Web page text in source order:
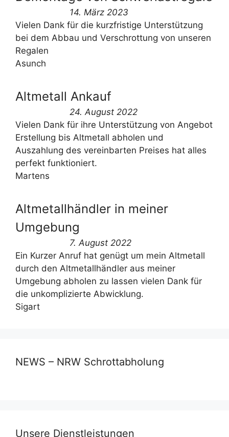
14. März 2023
Vielen Dank für die kurzfristige Unterstützung
bei dem Abbau und Verschrottung von unseren
Regalen
Asunch
Altmetall Ankauf
24. August 2022
Vielen Dank für ihre Unterstützung von Angebot
Erstellung bis Altmetall abholen und
Auszahlung des vereinbarten Preises hat alles
perfekt funktioniert.
Martens
Altmetallhändler in meiner
Umgebung
7. August 2022
Ein Kurzer Anruf hat genügt um mein Altmetall
durch den Altmetallhändler aus meiner
Umgebung abholen zu lassen vielen Dank für
die unkomplizierte Abwicklung.
Sigart
NEWS – NRW Schrottabholung
Unsere Dienstleistungen